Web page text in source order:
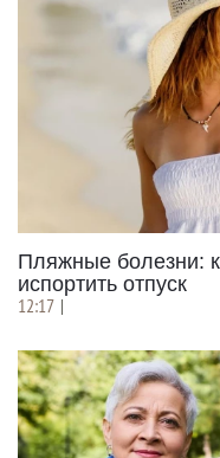
Пляжные болезни:
испортить отпуск
12:17 |